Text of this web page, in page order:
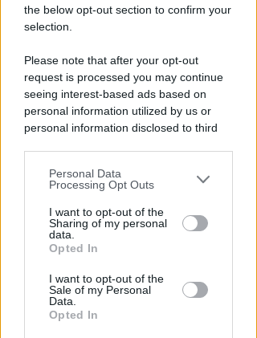
the below opt-out section to confirm your
selection.
Please note that after your opt-out
request is processed you may continue
seeing interest-based ads based on
personal information utilized by us or
personal information disclosed to third
You may separately opt-out of the further
disclosure of your personal information
by third parties on the IAB’s list of
downstream participants.
by us to third parties on the IAB’s List of
Downstream Participants that may
further disclose it to other third parties.
Personal Data
Processing Opt Outs
I want to opt-out of the
Sharing of my personal
data.
Opted In
I want to opt-out of the
Sale of my Personal
Data.
Opted In
OSSERVATORIO CGIL INCA
Allarme infortuni sul lavoro a
Rimini: +13% nel primo semestre
dell'anno
Redazione